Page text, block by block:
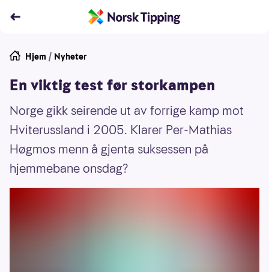
Hjem / Nyheter
En viktig test før storkampen
Norge gikk seirende ut av forrige kamp mot
Hviterussland i 2005. Klarer Per-Mathias
Høgmos menn å gjenta suksessen på
hjemmebane onsdag?